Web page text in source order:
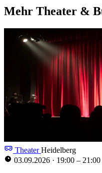
Mehr Theater &
TheaterHeidelberg
03.09.2026 · 19:00 –